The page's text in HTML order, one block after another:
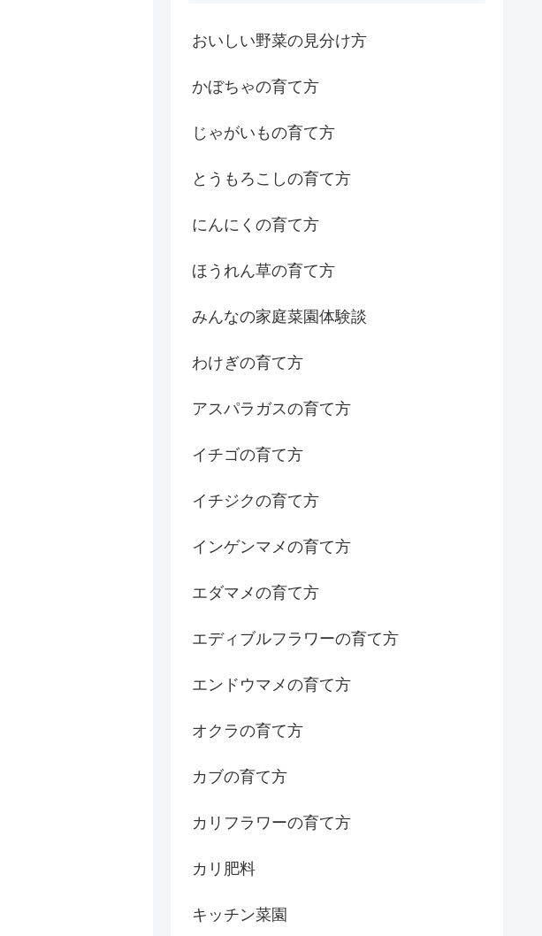
おいしい野菜の見分け方
かぼちゃの育て方
じゃがいもの育て方
とうもろこしの育て方
にんにくの育て方
ほうれん草の育て方
みんなの家庭菜園体験談
わけぎの育て方
アスパラガスの育て方
イチゴの育て方
イチジクの育て方
インゲンマメの育て方
エダマメの育て方
エディブルフラワーの育て方
エンドウマメの育て方
オクラの育て方
カブの育て方
カリフラワーの育て方
カリ肥料
キッチン菜園